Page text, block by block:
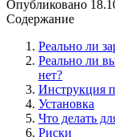
Опубликовано
Содержание
Реально ли
Реально ли
нет?
Инструкция
Установка
Что делать
Риски